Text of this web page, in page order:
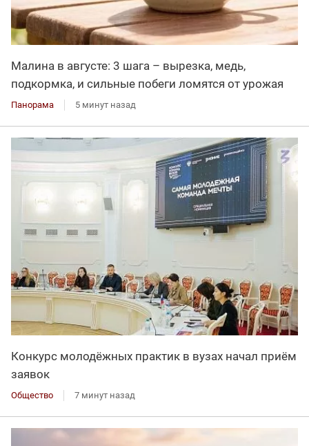
Малина в августе: 3 шага – вырезка, медь,
подкормка, и сильные побеги ломятся от урожая
Панорама 5 минут назад
Конкурс молодёжных практик в вузах начал приём
заявок
Общество 7 минут назад